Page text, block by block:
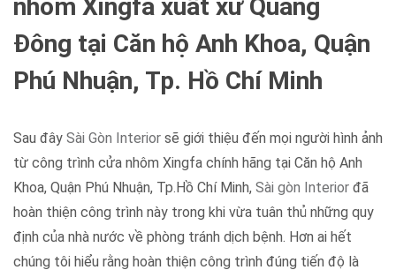
nhôm Xingfa xuất xứ Quảng
Đông tại Căn hộ Anh Khoa, Quận
Phú Nhuận, Tp. Hồ Chí Minh
Sau đây Sài Gòn Interior sẽ giới thiệu đến mọi người hình ảnh
từ công trình cửa nhôm Xingfa chính hãng tại Căn hộ Anh
Khoa, Quận Phú Nhuận, Tp.Hồ Chí Minh, Sài gòn Interior đã
hoàn thiện công trình này trong khi vừa tuân thủ những quy
định của nhà nước về phòng tránh dịch bệnh. Hơn ai hết
chúng tôi hiểu rằng hoàn thiện công trình đúng tiến độ là